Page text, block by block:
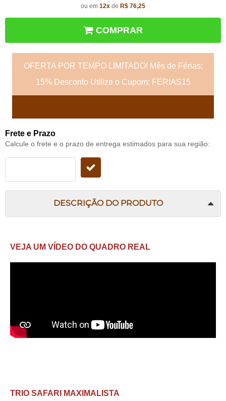
ou em 12x de R$ 76,25
COMPRAR
OFERTA POR TEMPO LIMITADO! Mês de Férias:
15% Desconto Utilize o Cupom: FERIAS15
Frete e Prazo
Calcule o frete e o prazo de entrega estimados para sua região:
DESCRIÇÃO DO PRODUTO
VEJA UM VÍDEO DO QUADRO REAL
TRIO SAFARI MAXIMALISTA